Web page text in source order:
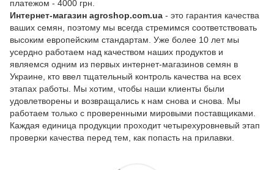
платежом - 4000 грн.
Интернет-магазин agroshop.com.ua - это гарантия качества
ваших семян, поэтому мы всегда стремимся соответствовать
высоким европейским стандартам. Уже более 10 лет мы
усердно работаем над качеством наших продуктов и
являемся одним из первых интернет-магазинов семян в
Украине, кто ввел тщательный контроль качества на всех
этапах работы. Мы хотим, чтобы наши клиенты были
удовлетворены и возвращались к нам снова и снова. Мы
работаем только с проверенными мировыми поставщиками.
Каждая единица продукции проходит четырехуровневый этап
проверки качества перед тем, как попасть на прилавки.